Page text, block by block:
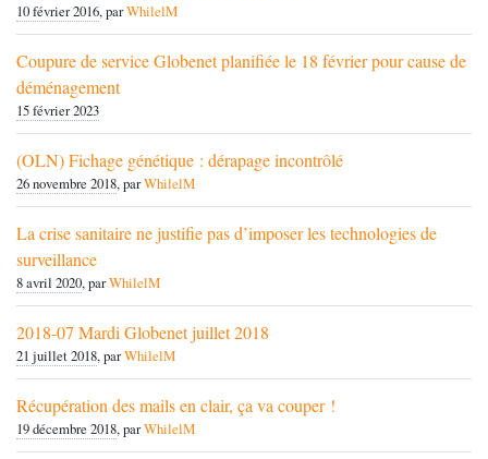
10 février 2016, parWhilelM
Coupure de service Globenet planifiée le 18 février pour cause de
déménagement
15 février 2023
(OLN) Fichage génétique : dérapage incontrôlé
26 novembre 2018, parWhilelM
La crise sanitaire ne justifie pas d’imposer les technologies de
surveillance
8 avril 2020, parWhilelM
2018-07 Mardi Globenet juillet 2018
21 juillet 2018, parWhilelM
Récupération des mails en clair, ça va couper !
19 décembre 2018, parWhilelM